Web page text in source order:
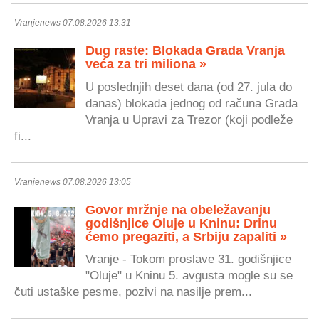
Vranjenews 07.08.2026 13:31
Dug raste: Blokada Grada Vranja
veća za tri miliona »
U poslednjih deset dana (od 27. jula do
danas) blokada jednog od računa Grada
Vranja u Upravi za Trezor (koji podleže
fi...
Vranjenews 07.08.2026 13:05
Govor mržnje na obeležavanju
godišnjice Oluje u Kninu: Drinu
ćemo pregaziti, a Srbiju zapaliti »
Vranje - Tokom proslave 31. godišnjice
"Oluje" u Kninu 5. avgusta mogle su se
čuti ustaške pesme, pozivi na nasilje prem...